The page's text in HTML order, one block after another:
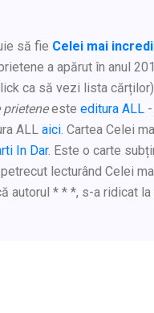
să fie Celei mai
a apărut în anul
ca să vezi lista
este editura ALL
ALL aici. Cartea Celei
In Dar. Este o carte
lecturând Celei
autorul * * *, s-a ridicat la